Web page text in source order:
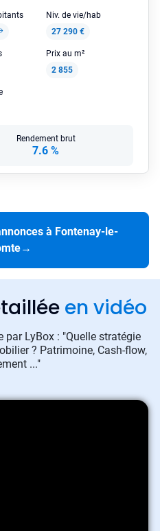
Niv. de vie/hab
27 290 €
Prix au m²
2 855
Rendement brut
7.6 %
à Fontenay-le-
→
en vidéo
par LyBox : "Quelle stratégie
? Patrimoine, Cash-flow,
..."